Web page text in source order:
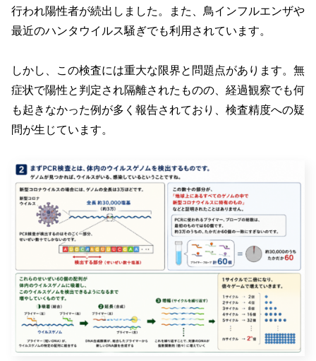
行われ陽性者が続出しました。また、鳥インフルエンザや
最近のハンタウイルス騒ぎでも利用されています。
しかし、この検査には重大な限界と問題点があります。無
症状で陽性と判定され隔離されたものの、経過観察でも何
も起きなかった例が多く報告されており、検査精度への疑
問が生じています。